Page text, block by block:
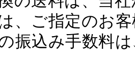
、ご指定のお
振込み手数料